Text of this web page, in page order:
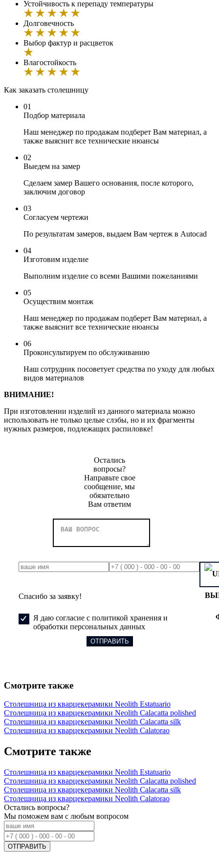
Устойчивость к перепаду температуры
Долговечность
Выбор фактур и расцветок
Влагостойкость
Как заказать cтолешницу
01
Подбор материала
Наш менеджер по продажам подберет Вам материал, а
также выяснит все технические нюансы
02
Выедем на замер
Сделаем замер Вашего основания, после которого,
заключим договор
03
Согласуем чертежи
По результатам замеров, выдаем Вам чертеж в Autocad
04
Изготовим изделие
Выполним изделие со всеми Вашими пожеланиями
05
Осуществим монтаж
Наш менеджер по продажам подберет Вам материал, а
также выяснит все технические нюансы
06
Проконсультируем по обслуживанию
Наш сотрудник посоветует средства по уходу для любых
видов материалов
ВНИМАНИЕ!
При изготовлении изделий из данного материала можно
использовать не только целые слэбы, но и их фрагменты
нужных размеров, подлежащих распиловке!
Остались
вопросы?
Направьте свое
сообщение, мы
обязательно
Вам ответим
Спасибо за заявку!
Я даю согласие с политикой хранения и
обработки персональных данных
Смотрите также
Столешница из кварцекерамики Neolith Estatuario
Столешница из кварцекерамики Neolith Calacatta polished
Столешница из кварцекерамики Neolith Calacatta silk
Столешница из кварцекерамики Neolith Calatorao
Смотрите также
Столешница из кварцекерамики Neolith Estatuario
Столешница из кварцекерамики Neolith Calacatta polished
Столешница из кварцекерамики Neolith Calacatta silk
Столешница из кварцекерамики Neolith Calatorao
Остались вопросы?
Мы поможем вам с любым вопросом